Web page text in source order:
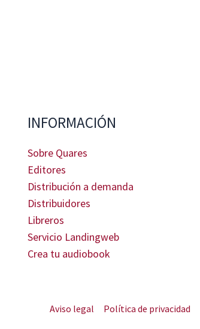
INFORMACIÓN
Sobre Quares
Editores
Distribución a demanda
Distribuidores
Libreros
Servicio Landingweb
Crea tu audiobook
Aviso legal Política de privacidad